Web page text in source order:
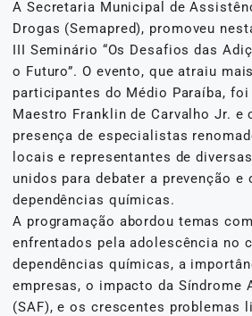
A Secretaria Municipal de
Drogas (Semapred), promoveu
III Seminário “Os Desafios das
o Futuro”. O evento, que atraiu
participantes do Médio Paraíba,
Maestro Franklin de Carvalho Jr. e
presença de especialistas
locais e representantes de
unidos para debater a prevenção e
dependências químicas.
A programação abordou temas
enfrentados pela adolescência no
dependências químicas, a
empresas, o impacto da Síndrome
(SAF), e os crescentes problemas